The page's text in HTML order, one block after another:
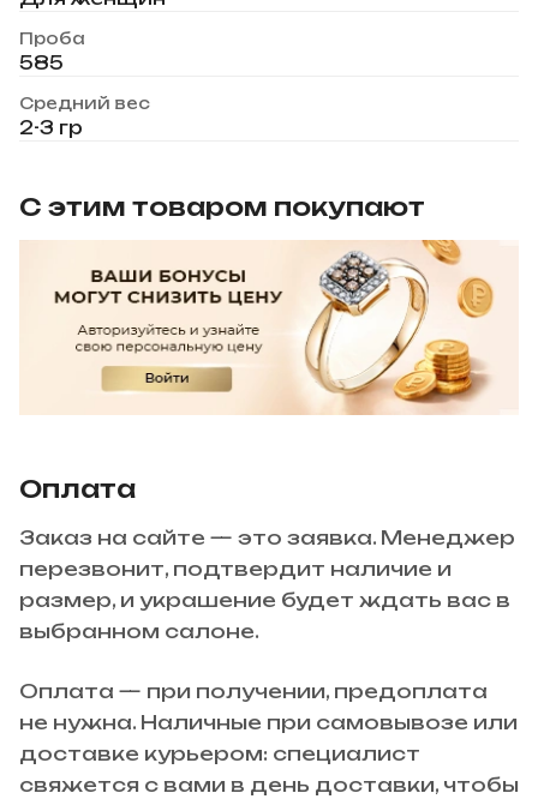
Проба
585
Средний вес
2-3 гр
С этим товаром покупают
Оплата
Заказ на сайте — это заявка. Менеджер
перезвонит, подтвердит наличие и
размер, и украшение будет ждать вас в
выбранном салоне.
Оплата — при получении, предоплата
не нужна. Наличные при самовывозе или
доставке курьером: специалист
свяжется с вами в день доставки, чтобы